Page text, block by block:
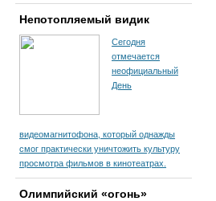
Непотопляемый видик
Сегодня
отмечается
неофициальный
День
видеомагнитофона, который однажды
смог практически уничтожить культуру
просмотра фильмов в кинотеатрах.
Олимпийский «огонь»